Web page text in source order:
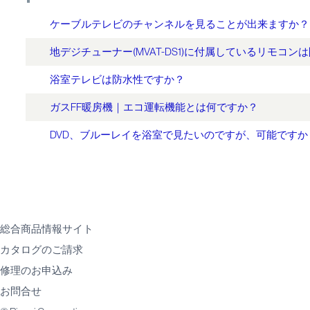
ケーブルテレビのチャンネルを見ることが出来ますか？
地デジチューナー(MVAT-DS1)に付属しているリモコン
浴室テレビは防水性ですか？
ガスFF暖房機｜エコ運転機能とは何ですか？
DVD、ブルーレイを浴室で見たいのですが、可能ですか
総合商品情報サイト
カタログのご請求
修理のお申込み
お問合せ